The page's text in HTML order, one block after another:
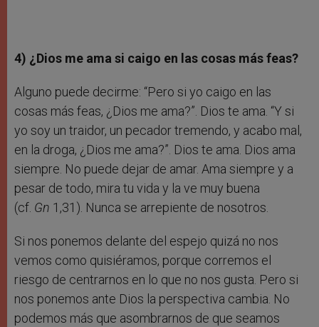
4) ¿Dios me ama si caigo en las cosas más feas?
Alguno puede decirme: “Pero si yo caigo en las
cosas más feas, ¿Dios me ama?”. Dios te ama. “Y si
yo soy un traidor, un pecador tremendo, y acabo mal,
en la droga, ¿Dios me ama?”. Dios te ama. Dios ama
siempre. No puede dejar de amar. Ama siempre y a
pesar de todo, mira tu vida y la ve muy buena
(cf. Gn 1,31). Nunca se arrepiente de nosotros.
Si nos ponemos delante del espejo quizá no nos
vemos como quisiéramos, porque corremos el
riesgo de centrarnos en lo que no nos gusta. Pero si
nos ponemos ante Dios la perspectiva cambia. No
podemos más que asombrarnos de que seamos